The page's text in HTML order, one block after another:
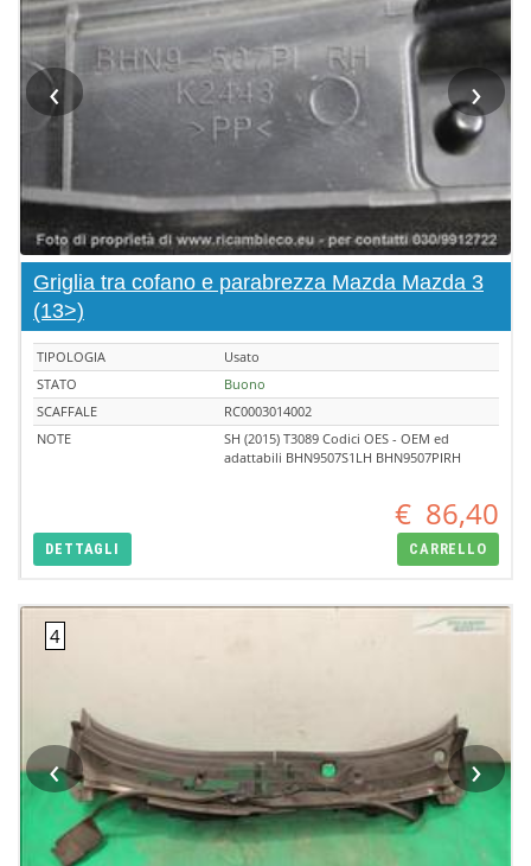
‹ ›
Griglia tra cofano e parabrezza Mazda Mazda 3
(13>)
TIPOLOGIA
Usato
STATO
Buono
SCAFFALE
RC0003014002
NOTE
SH (2015) T3089 Codici OES - OEM ed
adattabili BHN9507S1LH BHN9507PIRH
€ 86,40
DETTAGLI CARRELLO
‹ ›